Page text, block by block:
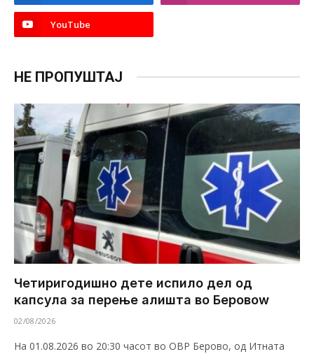
YouTube
НЕ ПРОПУШТАЈ
Четиригодишно дете испило дел од
капсула за перење алишта во Беровоw
02/08/2026
На 01.08.2026 во 20:30 часот во ОВР Берово, од Итната